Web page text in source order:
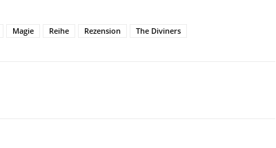
Magie Reihe Rezension The Diviners